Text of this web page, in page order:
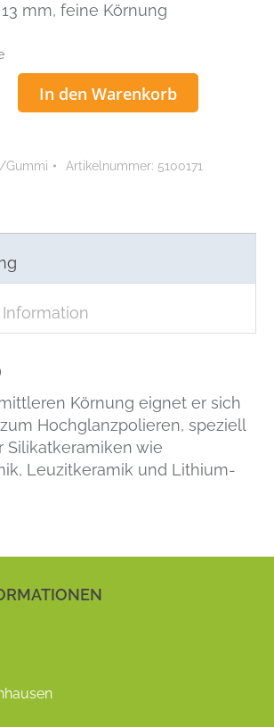
13 mm, feine Körnung
In den Warenkorb
Gummi Artikelnummer: 5100171
Körnung eignet er sich
Hochglanzpolieren, speziell
Silikatkeramiken wie
Leuzitkeramik und Lithium-